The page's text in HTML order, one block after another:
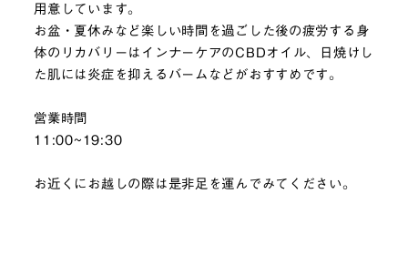
用意しています。
お盆・夏休みなど楽しい時間を過ごした後の疲労する身
体のリカバリーはインナーケアのCBDオイル、日焼けし
た肌には炎症を抑えるバームなどがおすすめです。
営業時間
11:00~19:30
お近くにお越しの際は是非足を運んでみてください。